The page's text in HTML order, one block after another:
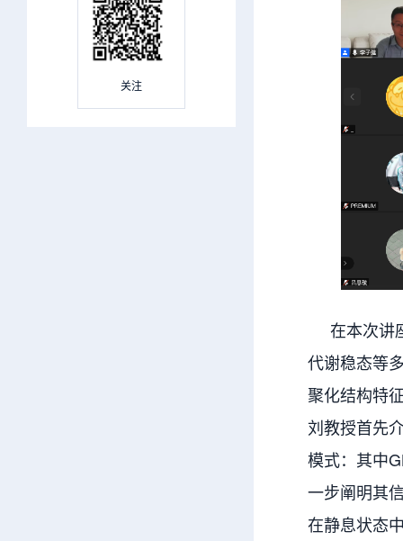
关注
在本次讲
代谢稳态等
聚化结构特
刘教授首先
模式：其中
一步阐明其
在静息状态